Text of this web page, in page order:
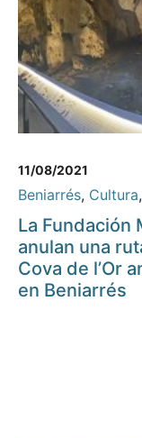
11/08/2021
Beniarrés, Cultura,
La Fundación
anulan una
Cova de l’Or
en Beniarrés